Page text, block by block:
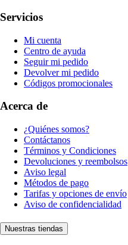
Servicios
Mi cuenta
Centro de ayuda
Seguir mi pedido
Devolver mi pedido
Códigos promocionales
Acerca de
¿Quiénes somos?
Contáctanos
Términos y Condiciones
Devoluciones y reembolsos
Aviso legal
Métodos de pago
Tarifas y opciones de envío
Aviso de confidencialidad
Nuestras tiendas